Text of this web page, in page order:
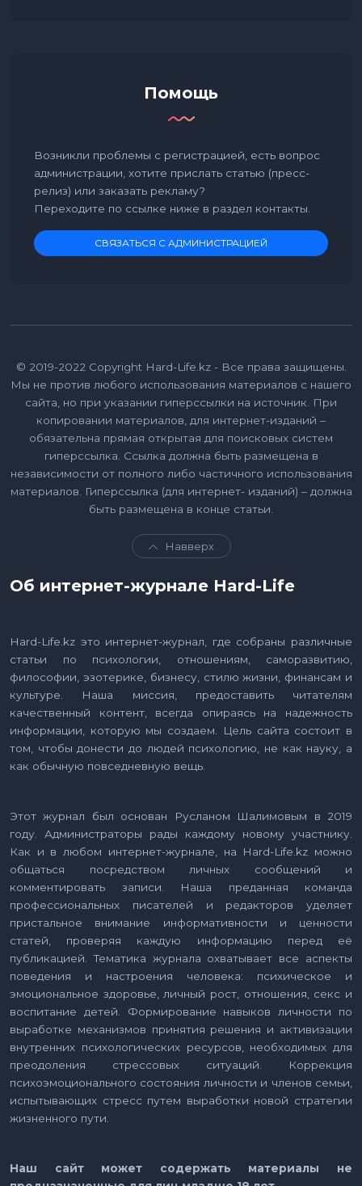
Помощь
Возникли проблемы с регистрацией, есть вопрос
администрации, хотите прислать статью (пресс-
релиз) или заказать рекламу?
Переходите по ссылке ниже в раздел контакты.
СВЯЗАТЬСЯ С АДМИНИСТРАЦИЕЙ
© 2019-2022 Copyright Hard-Life.kz - Все права защищены.
Мы не против любого использования материалов с нашего
сайта, но при указании гиперссылки на источник. При
копировании материалов, для интернет-изданий –
обязательна прямая открытая для поисковых систем
гиперссылка. Ссылка должна быть размещена в
независимости от полного либо частичного использования
материалов. Гиперссылка (для интернет- изданий) – должна
быть размещена в конце статьи.
Навверх
Об интернет-журнале Hard-Life
Hard-Life.kz это интернет-журнал, где собраны различные
статьи по психологии, отношениям, саморазвитию,
философии, эзотерике, бизнесу, стилю жизни, финансам и
культуре. Наша миссия, предоставить читателям
качественный контент, всегда опираясь на надежность
информации, которую мы создаем. Цель сайта состоит в
том, чтобы донести до людей психологию, не как науку, а
как обычную повседневную вещь.
Этот журнал был основан Русланом Шалимовым в 2019
году. Администраторы рады каждому новому участнику.
Как и в любом интернет-журнале, на Hard-Life.kz можно
общаться посредством личных сообщений и
комментировать записи. Наша преданная команда
профессиональных писателей и редакторов уделяет
пристальное внимание информативности и ценности
статей, проверяя каждую информацию перед её
публикацией. Тематика журнала охватывает все аспекты
поведения и настроения человека: психическое и
эмоциональное здоровье, личный рост, отношения, секс и
воспитание детей. Формирование навыков личности по
выработке механизмов принятия решения и активизации
внутренних психологических ресурсов, необходимых для
преодоления стрессовых ситуаций. Коррекция
психоэмоционального состояния личности и членов семьи,
испытывающих стресс путем выработки новой стратегии
жизненного пути.
Наш сайт может содержать материалы не